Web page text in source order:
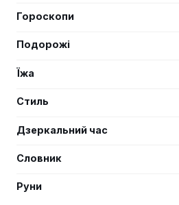
Гороскопи
Подорожі
Їжа
Стиль
Дзеркальний час
Словник
Руни